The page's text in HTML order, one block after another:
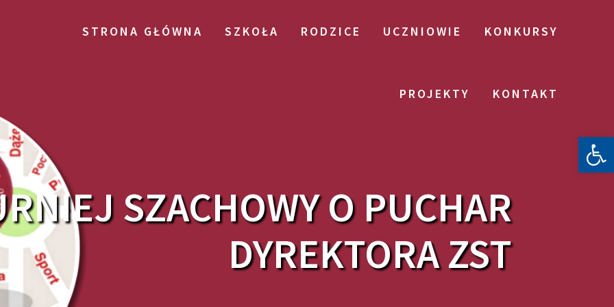
STRONA GŁÓWNA SZKOŁA RODZICE UCZNIOWIE KONKURSY
PROJEKTY KONTAKT
SZACHOWY O PUCHAR
DYREKTORA ZST